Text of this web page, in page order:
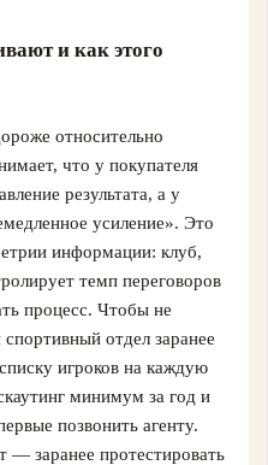
и как этого
относительно
что у покупателя
результата, а у
усиление». Это
информации: клуб,
темп переговоров
процесс. Чтобы не
отдел заранее
игроков на каждую
минимум за год и
позвонить агенту.
заранее протестировать